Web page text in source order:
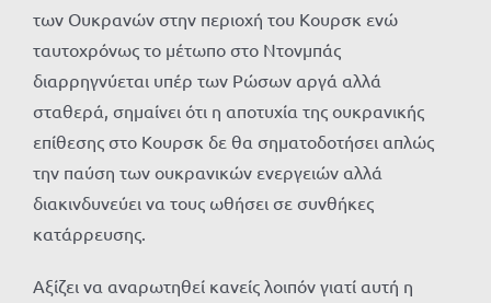
των Ουκρανών στην περιοχή του Κουρσκ ενώ
ταυτοχρόνως το μέτωπο στο Ντονμπάς
διαρρηγνύεται υπέρ των Ρώσων αργά αλλά
σταθερά, σημαίνει ότι η αποτυχία της ουκρανικής
επίθεσης στο Κουρσκ δε θα σηματοδοτήσει απλώς
την παύση των ουκρανικών ενεργειών αλλά
διακινδυνεύει να τους ωθήσει σε συνθήκες
κατάρρευσης.
Αξίζει να αναρωτηθεί κανείς λοιπόν γιατί αυτή η